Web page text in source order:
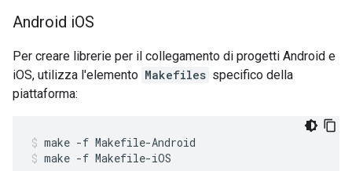
Android iOS
Per creare librerie per il collegamento di progetti Android e
iOS, utilizza l'elemento Makefiles specifico della
piattaforma:
make -f Makefile-Android
make -f Makefile-iOS